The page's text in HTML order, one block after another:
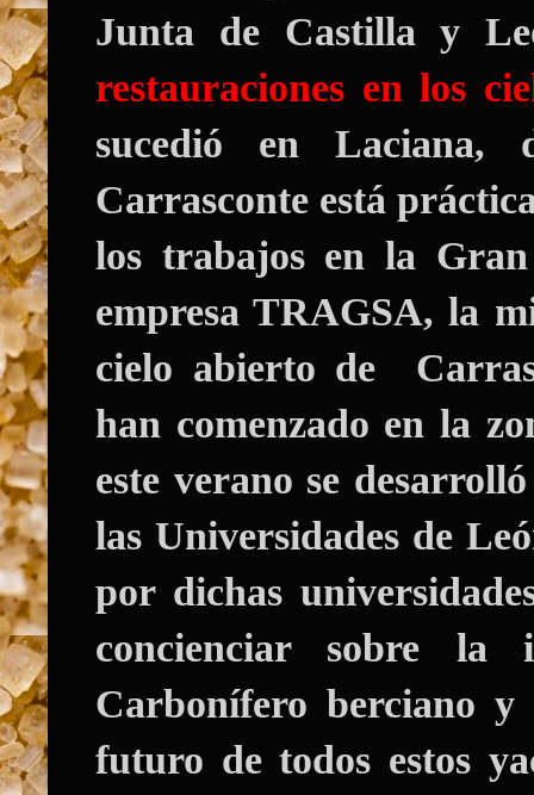
Junta de Castilla y
restauraciones en los
sucedió en Laciana,
Carrasconte está
los trabajos en la
empresa TRAGSA, la
cielo abierto de
han comenzado en la
este verano se
las Universidades de
por dichas
concienciar sobre la
Carbonífero berciano
futuro de todos estos